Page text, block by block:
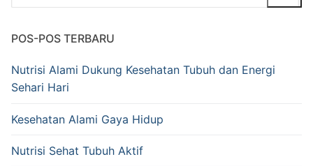
POS-POS TERBARU
Nutrisi Alami Dukung Kesehatan Tubuh dan Energi
Sehari Hari
Kesehatan Alami Gaya Hidup
Nutrisi Sehat Tubuh Aktif